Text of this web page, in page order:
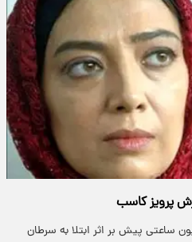
پرویز کاسب
ساعتی پیش بر اثر ابتلا به سرطان